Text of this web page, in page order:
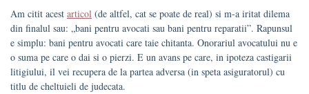
Am citit acest articol (de altfel, cat se poate de real) si m-a iritat dilema
din finalul sau: „bani pentru avocati sau bani pentru reparatii”. Rapunsul
e simplu: bani pentru avocati care taie chitanta. Onorariul avocatului nu e
o suma pe care o dai si o pierzi. E un avans pe care, in ipoteza castigarii
litigiului, il vei recupera de la partea adversa (in speta asiguratorul) cu
titlu de cheltuieli de judecata.